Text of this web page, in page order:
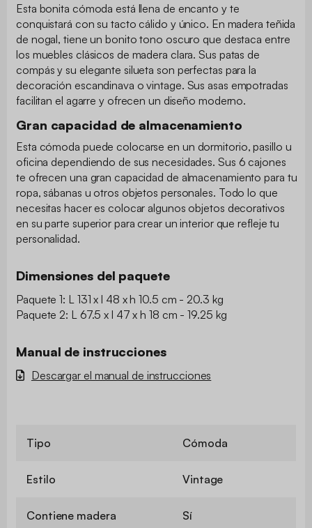
Esta bonita cómoda está llena de encanto y te
conquistará con su tacto cálido y único. En madera teñida
de nogal, tiene un bonito tono oscuro que destaca entre
los muebles clásicos de madera clara. Sus patas de
compás y su elegante silueta son perfectas para la
decoración escandinava o vintage. Sus asas empotradas
facilitan el agarre y ofrecen un diseño moderno.
Gran capacidad de almacenamiento
Esta cómoda puede colocarse en un dormitorio, pasillo u
oficina dependiendo de sus necesidades. Sus 6 cajones
te ofrecen una gran capacidad de almacenamiento para tu
ropa, sábanas u otros objetos personales. Todo lo que
necesitas hacer es colocar algunos objetos decorativos
en su parte superior para crear un interior que refleje tu
personalidad.
Dimensiones del paquete
Paquete 1: L 131 x l 48 x h 10.5 cm - 20.3 kg
Paquete 2: L 67.5 x l 47 x h 18 cm - 19.25 kg
Manual de instrucciones
Descargar el manual de instrucciones
Tipo Cómoda
Estilo Vintage
Contiene madera Sí